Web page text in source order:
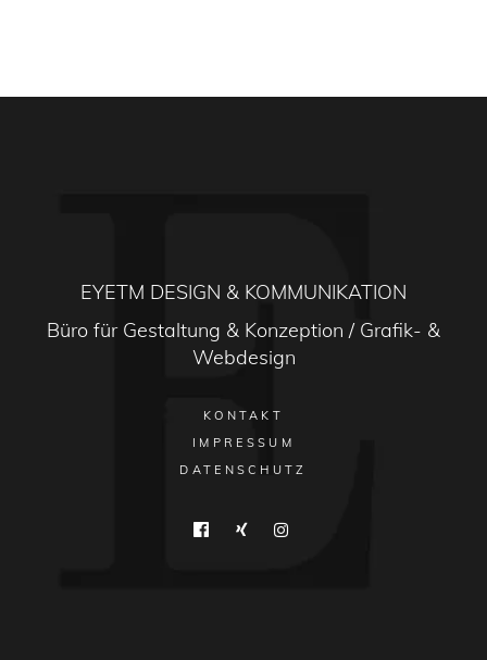
EYETM DESIGN & KOMMUNIKATION
Büro für Gestaltung & Konzeption / Grafik- &
Webdesign
KONTAKT
IMPRESSUM
DATENSCHUTZ